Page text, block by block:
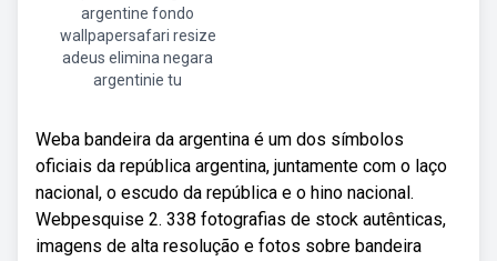
argentine fondo
wallpapersafari resize
adeus elimina negara
argentinie tu
Weba bandeira da argentina é um dos símbolos
oficiais da república argentina, juntamente com o laço
nacional, o escudo da república e o hino nacional.
Webpesquise 2. 338 fotografias de stock autênticas,
imagens de alta resolução e fotos sobre bandeira